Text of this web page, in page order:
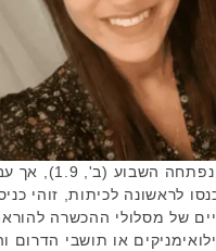
שנת הלימודים תשפ"ו
לראשונה לכיתות, זוהי
של מסלולי ההכשרה
או תושבי הדרום